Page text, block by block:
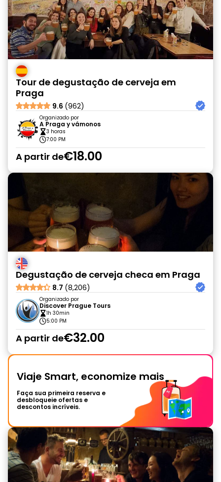
Tour de degustação de cerveja em
Praga
9.6 (962)
Organizado por
A Praga y vámonos
3 horas
7:00 PM
A partir de€18.00
Degustação de cerveja checa em Praga
8.7 (8,206)
Organizado por
Discover Prague Tours
1h 30min
5:00 PM
A partir de€32.00
Viaje Smart, economize mais
Faça sua primeira reserva e
desbloqueie ofertas e
descontos incríveis.